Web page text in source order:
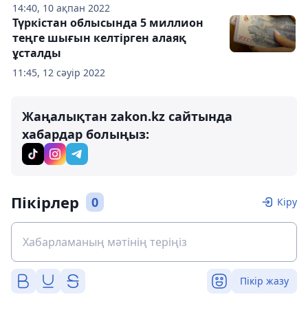
14:40, 10 ақпан 2022
11:45, 12 сәуір 2022
Түркістан облысында 5 миллион
теңге шығын келтірген алаяқ
ұсталды
Жаңалықтан zakon.kz сайтында
хабардар болыңыз:
Пікірлер 0 Кіру
Пікір жазу